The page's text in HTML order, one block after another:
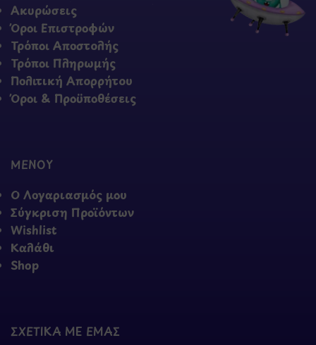
Ακυρώσεις
Όροι Επιστροφών
Τρόποι Αποστολής
Τρόποι Πληρωμής
Πολιτική Απορρήτου
Όροι & Προϋποθέσεις
ΜΕΝΟΥ
Ο Λογαριασμός μου
Σύγκριση Προϊόντων
Wishlist
Καλάθι
Shop
ΣΧΕΤΙΚΑ ΜΕ ΕΜΑΣ